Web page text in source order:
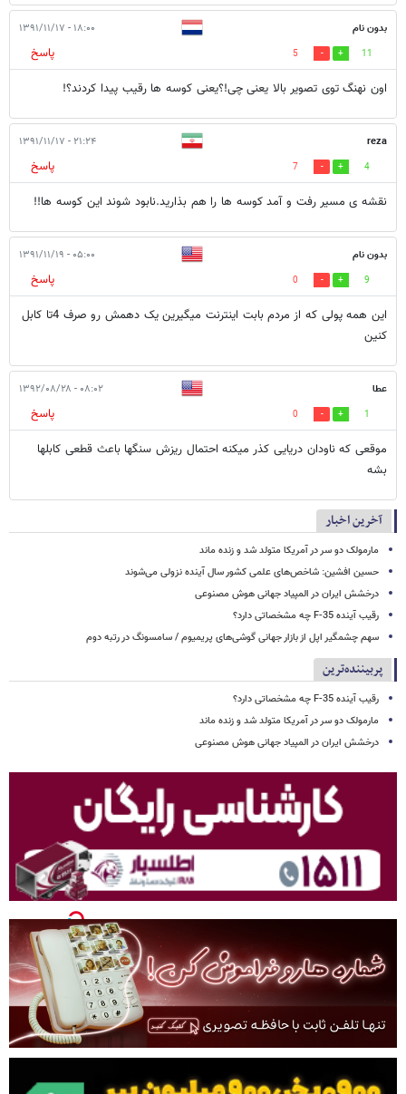
بدون نام ۱۸:۰۰ - ۱۳۹۱/۱۱/۱۷
11
5
پاسخ
اون نهنگ توی تصویر بالا یعنی چی!؟یعنی کوسه ها رقیب پیدا کردند؟!
reza ۲۱:۲۴ - ۱۳۹۱/۱۱/۱۷
4
7
پاسخ
نقشه ی مسیر رفت و آمد کوسه ها را هم بذارید.نابود شوند این کوسه ها!!
بدون نام ۰۵:۰۰ - ۱۳۹۱/۱۱/۱۹
9
0
پاسخ
این همه پولی که از مردم بابت اینترنت میگیرین یک دهمش رو صرف 4تا کابل
کنین
عطا ۰۸:۰۲ - ۱۳۹۲/۰۸/۲۸
1
0
پاسخ
موقعی که ناودان دریایی کذر میکنه احتمال ریزش سنگها باعث قطعی کابلها
بشه
آخرین اخبار
مارمولک دو سر در آمریکا متولد شد و زنده ماند
حسین افشین: شاخص‌های علمی کشور سال آینده نزولی می‌شوند
درخشش ایران در المپیاد جهانی هوش مصنوعی
رقیب آینده F-35 چه مشخصاتی دارد؟
سهم چشمگیر اپل از بازار جهانی گوشی‌های پریمیوم / سامسونگ در رتبه دوم
پربیننده‌ترین
رقیب آینده F-35 چه مشخصاتی دارد؟
مارمولک دو سر در آمریکا متولد شد و زنده ماند
درخشش ایران در المپیاد جهانی هوش مصنوعی